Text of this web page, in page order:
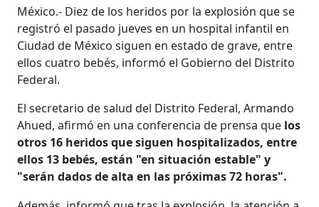
México.- Diez de los heridos por la explosión que se
registró el pasado jueves en un hospital infantil en
Ciudad de México siguen en estado de grave, entre
ellos cuatro bebés, informó el Gobierno del Distrito
Federal.
El secretario de salud del Distrito Federal, Armando
Ahued, afirmó en una conferencia de prensa que los
otros 16 heridos que siguen hospitalizados, entre
ellos 13 bebés, están "en situación estable" y
"serán dados de alta en las próximas 72 horas".